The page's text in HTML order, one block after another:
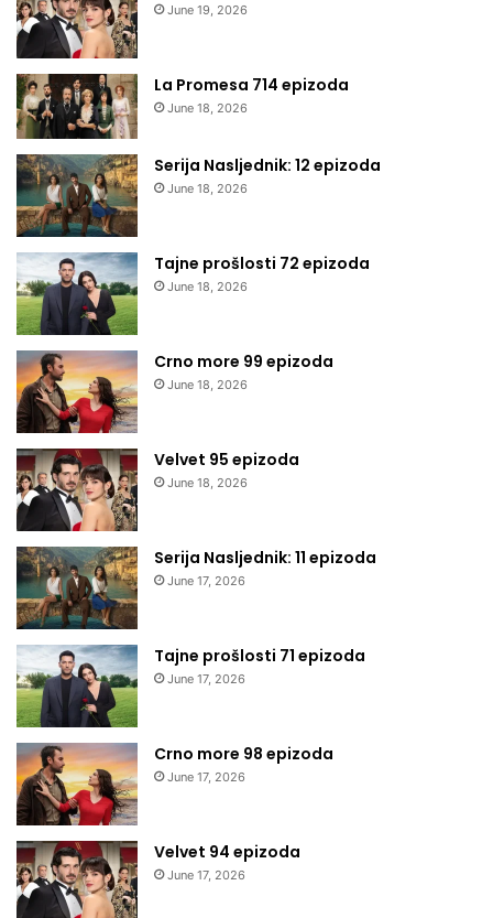
June 19, 2026
La Promesa 714 epizoda
June 18, 2026
Serija Nasljednik: 12 epizoda
June 18, 2026
Tajne prošlosti 72 epizoda
June 18, 2026
Crno more 99 epizoda
June 18, 2026
Velvet 95 epizoda
June 18, 2026
Serija Nasljednik: 11 epizoda
June 17, 2026
Tajne prošlosti 71 epizoda
June 17, 2026
Crno more 98 epizoda
June 17, 2026
Velvet 94 epizoda
June 17, 2026